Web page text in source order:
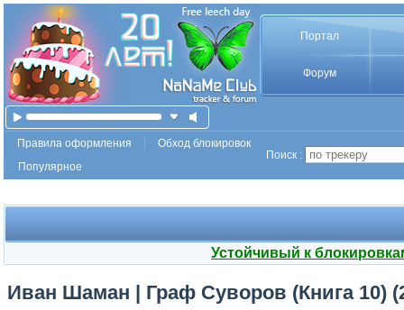
Портал
Форум
Правила оформления
Обход блокировок
Популярное
Поиск :
Устойчивый к
Иван Шаман | Граф Суворов (Книга 10)